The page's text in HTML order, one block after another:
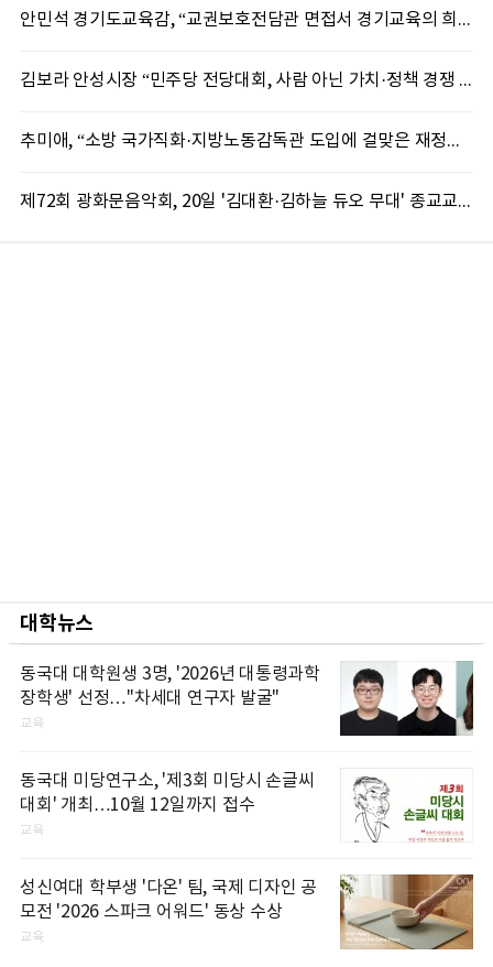
안민석 경기도교육감, “교권보호전담관 면접서 경기교육의 희망 봤다”
김보라 안성시장 “민주당 전당대회, 사람 아닌 가치·정책 경쟁 돼야”
추미애, “소방 국가직화·지방노동감독관 도입에 걸맞은 재정체계 완성해야”
제72회 광화문음악회, 20일 '김대환·김하늘 듀오 무대' 종교교회서 무료 개최
대학뉴스
동국대 대학원생 3명, '2026년 대통령과학
장학생' 선정…"차세대 연구자 발굴"
교육
동국대 미당연구소, '제3회 미당시 손글씨
대회' 개최…10월 12일까지 접수
교육
성신여대 학부생 '다온' 팀, 국제 디자인 공
모전 '2026 스파크 어워드' 동상 수상
교육